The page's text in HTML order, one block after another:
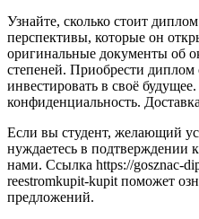
Узнайте, сколько стоит
перспективы, которые он
оригинальные документы об
степеней. Приобрести диплом
инвестировать в своё
конфиденциальность.
Если вы студент, желающий
нуждаетесь в подтверждении
нами. Ссылка https://gosznac-
reestromkupit-kupit поможет
предложений.